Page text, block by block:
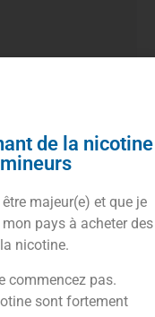
beurre
de la nicotine
majeur(e) et que je
pays à acheter des
nicotine.
commencez pas.
sont fortement